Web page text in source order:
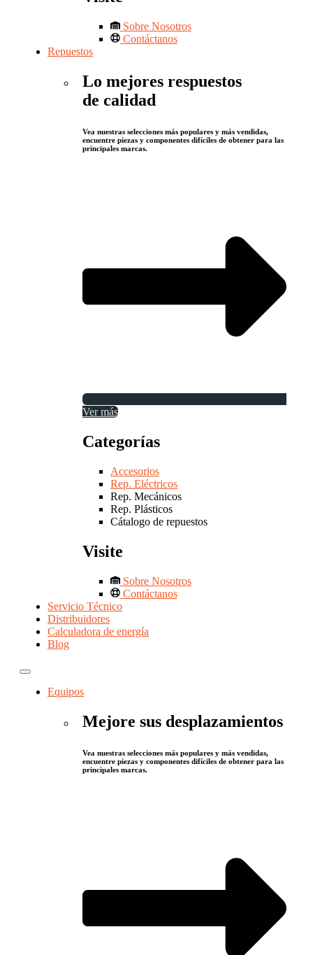
Sobre Nosotros
Contáctanos
Repuestos
Lo mejores respuestos
de calidad
Vea nuestras selecciones más populares y más vendidas,
encuentre piezas y componentes difíciles de obtener para las
principales marcas.
Ver más
Categorías
Accesorios
Rep. Eléctricos
Rep. Mecánicos
Rep. Plásticos
Cátalogo de repuestos
Visite
Sobre Nosotros
Contáctanos
Servicio Técnico
Distribuidores
Calculadora de energía
Blog
Equipos
Mejore sus desplazamientos
Vea nuestras selecciones más populares y más vendidas,
encuentre piezas y componentes difíciles de obtener para las
principales marcas.